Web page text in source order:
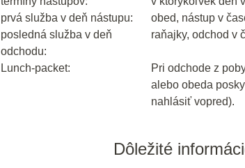
prvá služba v deň nástupu:
obed, nástup v
posledná služba v deň
odchodu:
raňajky, odchod v
Lunch-packet:
Pri odchode z
alebo obeda
nahlásiť vopred).
Dôležité